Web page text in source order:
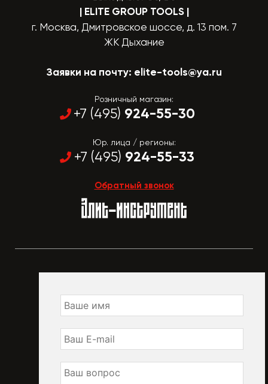
| ELITE GROUP TOOLS |
г. Москва, Дмитровское шоссе, д. 13 пом. 7
ЖК Дыхание
Заявки на почту: elite-tools@ya.ru
Розничный магазин:
+7 (495) 924-55-30
Юр. лица / регионы:
+7 (495) 924-55-33
Обратный звонок